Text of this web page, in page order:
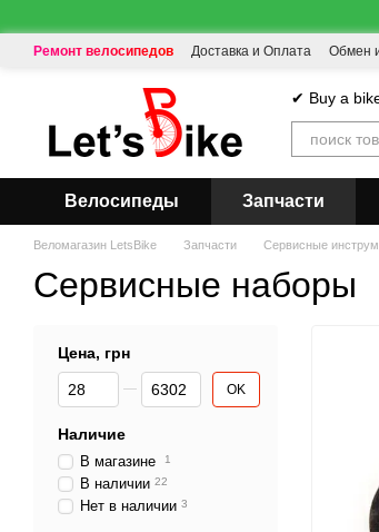
Ремонт велосипедов Доставка и Оплата Обмен
✔ Buy a
Велосипеды Запчасти
Веломагазин LetsBike Запчасти Сервисные
Сервисные наборы
Цена, грн
От Цена, грн
До Цена, грн OK
Наличие
В магазине 1
В наличии 22
Нет в наличии 3